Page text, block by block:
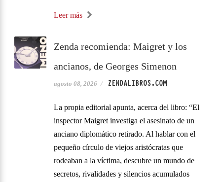
Leer más
Zenda recomienda: Maigret y los
ancianos, de Georges Simenon
agosto 08, 2026 / ZENDALIBROS.COM
La propia editorial apunta, acerca del libro: “El
inspector Maigret investiga el asesinato de un
anciano diplomático retirado. Al hablar con el
pequeño círculo de viejos aristócratas que
rodeaban a la víctima, descubre un mundo de
secretos, rivalidades y silencios acumulados